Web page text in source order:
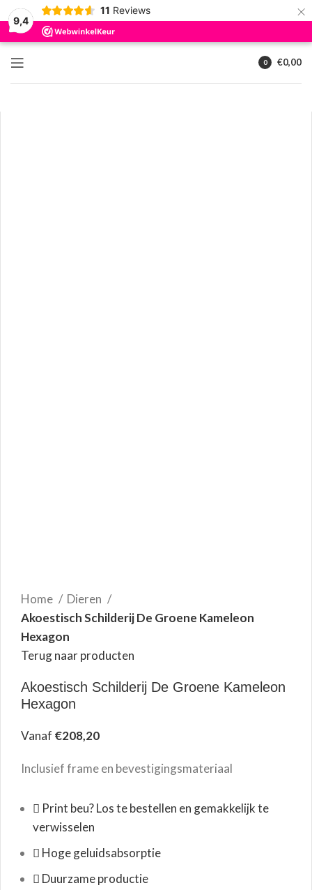
9,4
11 Reviews ×
0
€0,00
Home
Dieren
Akoestisch Schilderij De Groene Kameleon
Hexagon
Terug naar producten
Akoestisch Schilderij De Groene Kameleon
Hexagon
Vanaf €208,20
Inclusief frame en bevestigingsmateriaal
Print beu? Los te bestellen en gemakkelijk te
verwisselen
Hoge geluidsabsorptie
Duurzame productie